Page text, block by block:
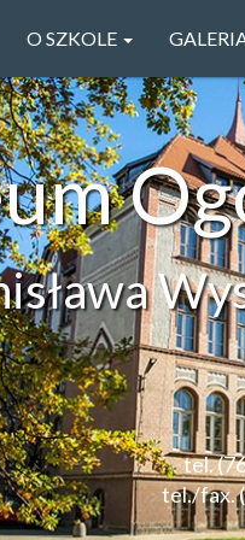
O SZKOLE
tel.
tel./fax.